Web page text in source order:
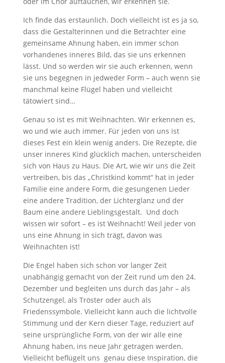
Ich finde das erstaunlich. Doch vielleicht ist es ja so,
dass die Gestalterinnen und die Betrachter eine
gemeinsame Ahnung haben, ein immer schon
vorhandenes inneres Bild, das sie uns erkennen
lässt. Und so werden wir sie auch erkennen, wenn
sie uns begegnen in jedweder Form – auch wenn sie
manchmal keine Flügel haben und vielleicht
tätowiert sind…
Genau so ist es mit Weihnachten. Wir erkennen es,
wo und wie auch immer. Für jeden von uns ist
dieses Fest ein klein wenig anders. Die Rezepte, die
unser inneres Kind glücklich machen, unterscheiden
sich von Haus zu Haus. Die Art, wie wir uns die Zeit
vertreiben, bis das „Christkind kommt“ hat in jeder
Familie eine andere Form, die gesungenen Lieder
eine andere Tradition, der Lichterglanz und der
Baum eine andere Lieblingsgestalt. Und doch
wissen wir sofort – es ist Weihnacht! Weil jeder von
uns eine Ahnung in sich trägt, davon was
Weihnachten ist!
Die Engel haben sich schon vor langer Zeit
unabhängig gemacht von der Zeit rund um den 24.
Dezember und begleiten uns durch das Jahr – als
Schutzengel, als Tröster oder auch als
Friedenssymbole. Vielleicht kann auch die lichtvolle
Stimmung und der Kern dieser Tage, reduziert auf
seine ursprüngliche Form, von der wir alle eine
Ahnung haben, ins neue Jahr getragen werden.
Vielleicht beflügelt uns genau diese Inspiration, die